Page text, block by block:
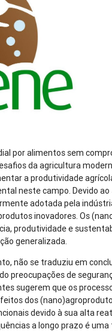
por alimentos sem
da agricultura
a produtividade
neste campo. Devido ao
adotada pela
inovadores. Os
produtividade e
generalizada.
não se traduziu em
preocupações de
sugerem que os
dos
devido à sua alta
a longo prazo é